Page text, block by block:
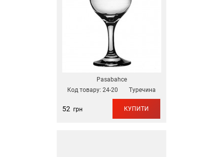
Pasabahce
Код товару: 24-20 Туречина
52грн КУПИТИ